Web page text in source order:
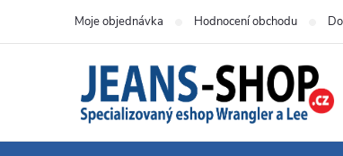
Moje objednávka Hodnocení obchodu